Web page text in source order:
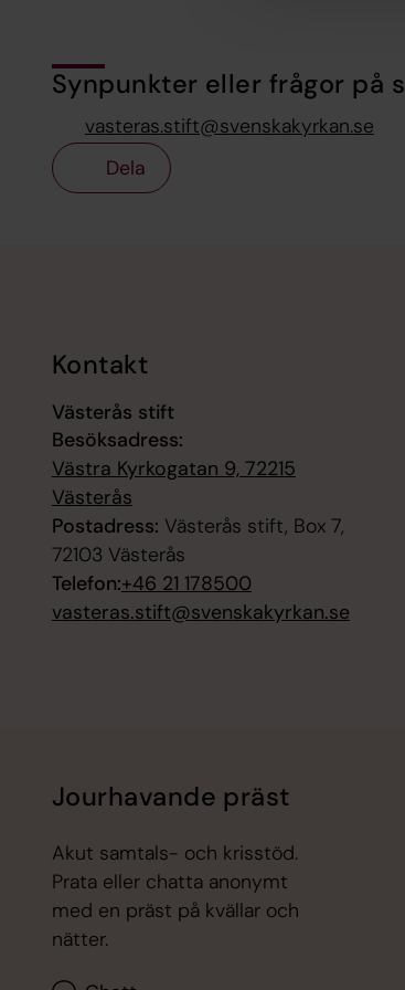
Synpunkter eller frågor på
vasteras.stift@svenskakyrkan.se
Dela
Kontakt
Västerås stift
Besöksadress:
Västra Kyrkogatan 9, 72215
Västerås
Postadress: Västerås stift, Box 7,
72103 Västerås
Telefon:+46 21 178500
vasteras.stift@svenskakyrkan.se
Jourhavande präst
Akut samtals- och krisstöd.
Prata eller chatta anonymt
med en präst på kvällar och
nätter.